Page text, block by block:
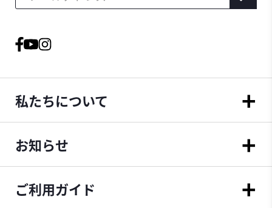
私たちについて
お知らせ
ご利用ガイド